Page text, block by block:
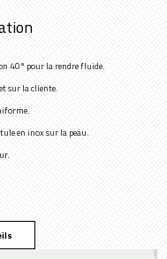
40° pour la rendre fluide.
sur la cliente.
en inox sur la peau.